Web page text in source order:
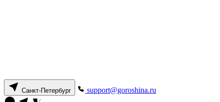
Санкт-Петербург support@goroshina.ru